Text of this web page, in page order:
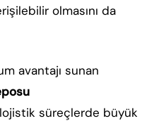
olmasını da
avantajı sunan
süreçlerde büyük